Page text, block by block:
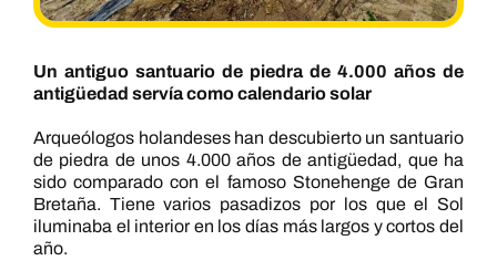
Un antiguo santuario de piedra de 4.000 años de
antigüedad servía como calendario solar
Arqueólogos holandeses han descubierto un santuario
de piedra de unos 4.000 años de antigüedad, que ha
sido comparado con el famoso Stonehenge de Gran
Bretaña. Tiene varios pasadizos por los que el Sol
iluminaba el interior en los días más largos y cortos del
año.